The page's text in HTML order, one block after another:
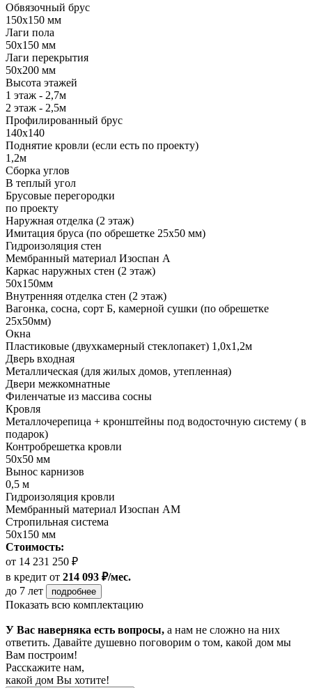
Обвязочный брус
150х150 мм
Лаги пола
50х150 мм
Лаги перекрытия
50х200 мм
Высота этажей
1 этаж - 2,7м
2 этаж - 2,5м
Профилированный брус
140х140
Поднятие кровли (если есть по проекту)
1,2м
Сборка углов
В теплый угол
Брусовые перегородки
по проекту
Наружная отделка (2 этаж)
Имитация бруса (по обрешетке 25х50 мм)
Гидроизоляция стен
Мембранный материал Изоспан А
Каркас наружных стен (2 этаж)
50х150мм
Внутренняя отделка стен (2 этаж)
Вагонка, сосна, сорт Б, камерной сушки (по обрешетке
25х50мм)
Окна
Пластиковые (двухкамерный стеклопакет) 1,0х1,2м
Дверь входная
Металлическая (для жилых домов, утепленная)
Двери межкомнатные
Филенчатые из массива сосны
Кровля
Металлочерепица + кронштейны под водосточную систему ( в
подарок)
Контробрешетка кровли
50х50 мм
Вынос карнизов
0,5 м
Гидроизоляция кровли
Мембранный материал Изоспан АМ
Стропильная система
50х150 мм
Стоимость:
от 14 231 250 ₽
в кредит от 214 093 ₽/мес.
до 7 лет
подробнее
Показать всю комплектацию
У Вас наверняка есть вопросы, а нам не сложно на них
ответить. Давайте душевно поговорим о том, какой дом мы
Вам построим!
Расскажите нам,
какой дом Вы хотите!